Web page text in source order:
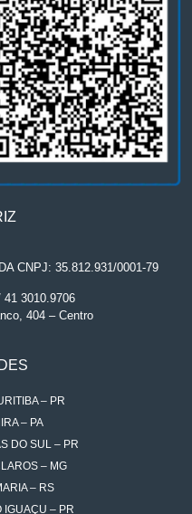
CNPJ: 35.812.931/0001-79
3010.9706
404 – Centro
– PR
– PA
DO SUL – PR
– MG
– RS
IGUAÇU – PR